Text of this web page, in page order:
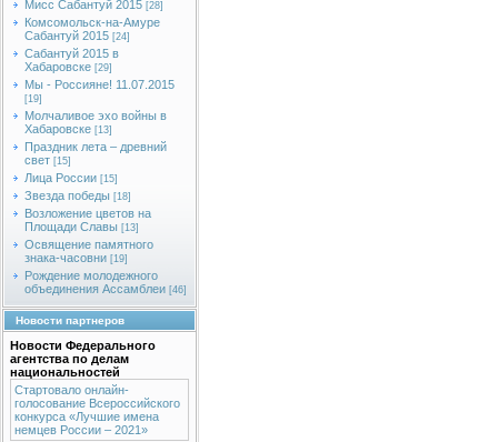
Мисс Сабантуй 2015 [28]
Комсомольск-на-Амуре
Сабантуй 2015 [24]
Сабантуй 2015 в
Хабаровске [29]
Мы - Россияне! 11.07.2015
[19]
Молчаливое эхо войны в
Хабаровске [13]
Праздник лета – древний
свет [15]
Лица России [15]
Звезда победы [18]
Возложение цветов на
Площади Славы [13]
Освящение памятного
знака-часовни [19]
Рождение молодежного
объединения Ассамблеи [46]
Новости партнеров
Новости Федерального
агентства по делам
национальностей
Стартовало онлайн-
голосование Всероссийского
конкурса «Лучшие имена
немцев России – 2021»